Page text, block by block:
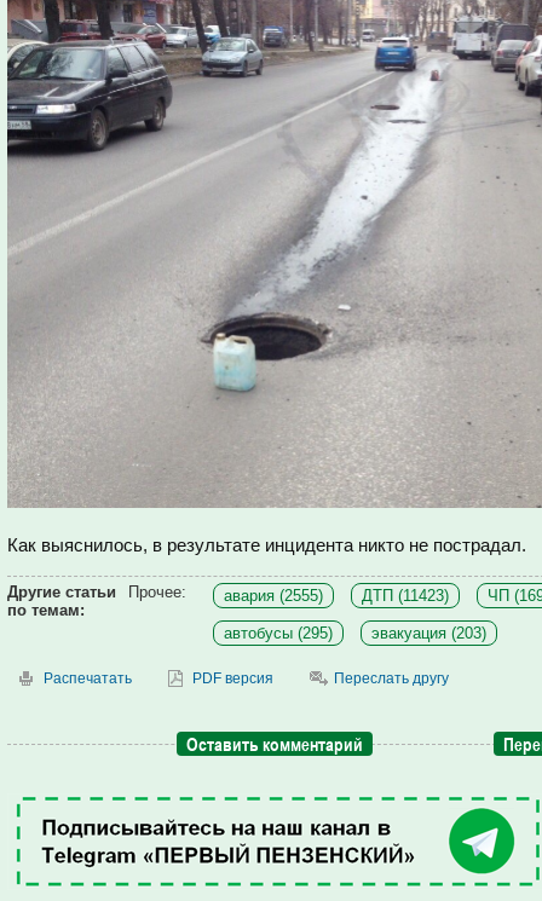
Как выяснилось, в результате инцидента никто не пострадал.
Другие статьи
по темам:
Прочее: авария (2555) ДТП (11423) ЧП
автобусы (295) эвакуация (203)
Распечатать PDF версия Переслать другу
Оставить комментарий